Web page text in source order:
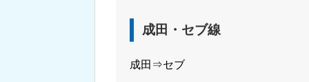
成田・セブ線
成田⇒セブ